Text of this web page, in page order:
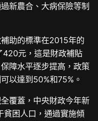
新農合、大病保險等制
助的標準在2015年的
420元，這是財政補貼
障水平逐步提高，政策
以達到50%和75%。
覆蓋，中央財政今年新
貧困人口，通過實施傾